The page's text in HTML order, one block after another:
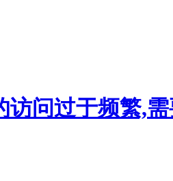
访问过于频繁,